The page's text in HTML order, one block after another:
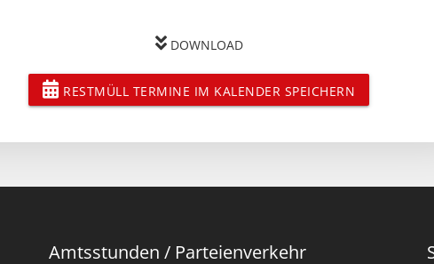
DOWNLOAD
RESTMÜLL TERMINE IM KALENDER SPEICHERN
Amtsstunden / Parteienverkehr